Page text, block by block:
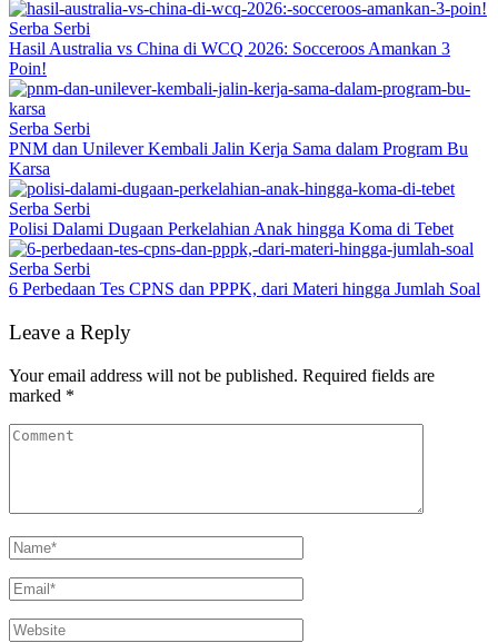
Serba Serbi
Hasil Australia vs China di WCQ 2026: Socceroos Amankan 3
Poin!
Serba Serbi
PNM dan Unilever Kembali Jalin Kerja Sama dalam Program Bu
Karsa
Serba Serbi
Polisi Dalami Dugaan Perkelahian Anak hingga Koma di Tebet
Serba Serbi
6 Perbedaan Tes CPNS dan PPPK, dari Materi hingga Jumlah Soal
Leave a Reply
Your email address will not be published. Required fields are
marked *